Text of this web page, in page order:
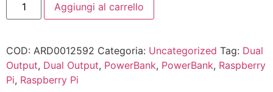
Aggiungi al carrello
COD: ARD0012592 Categoria: Uncategorized Tag: Dual
Output, Dual Output, PowerBank, PowerBank, Raspberry
Pi, Raspberry Pi